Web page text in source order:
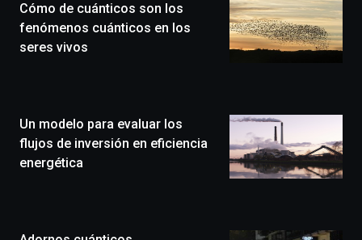
novena
edición
de
un
festival
llenará
monólogos,
Cómo de cuánticos son los
fenómenos cuánticos en los
seres vivos
Un modelo para evaluar los
flujos de inversión en eficiencia
energética